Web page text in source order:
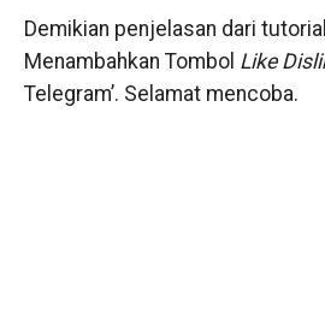
Demikian penjelasan dari tutorial
Menambahkan Tombol Like
Telegram’. Selamat mencoba.